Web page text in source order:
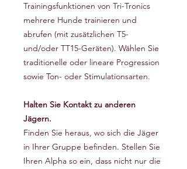
Trainingsfunktionen von Tri-Tronics
mehrere Hunde trainieren und
abrufen (mit zusätzlichen T5-
und/oder TT15-Geräten). Wählen Sie
traditionelle oder lineare Progression
sowie Ton- oder Stimulationsarten.
Halten Sie Kontakt zu anderen
Jägern.
Finden Sie heraus, wo sich die Jäger
in Ihrer Gruppe befinden. Stellen Sie
Ihren Alpha so ein, dass nicht nur die